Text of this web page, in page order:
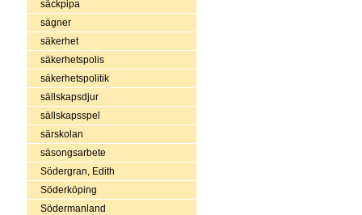
säckpipa
sägner
säkerhet
säkerhetspolis
säkerhetspolitik
sällskapsdjur
sällskapsspel
särskolan
säsongsarbete
Södergran, Edith
Söderköping
Södermanland